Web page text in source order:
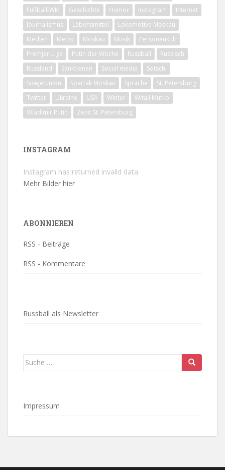
Fußball-WM
Geschichte Humor Instagram
Internet
Journalismus
Lebensmittel
Lokomotive Moskau
Medien
Metro Moskau Musik
Personenkult
Premjer-Liga
Putin der Woche Russball
Russisch
Russland
Sanktionen Social media
Sotschi
Sowjetunion
Spartak Moskau Sprache
St. Petersburg
Twitter
Ukraine USA Winter
Witali Mutko
Wladimir Putin
Zenit St. Petersburg
INSTAGRAM
Instagram has returned invalid data.
Mehr Bilder hier
ABONNIEREN
RSS - Beiträge
RSS - Kommentare
Russball als Newsletter
Suche
Impressum